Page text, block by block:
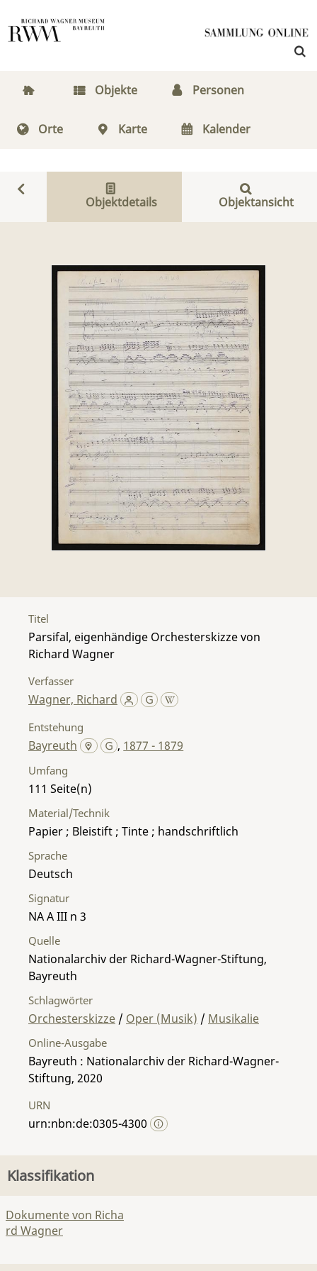
Objekte Personen
Orte Karte Kalender
Objektdetails Objektansicht
Titel
Parsifal, eigenhändige Orchesterskizze von
Richard Wagner
Verfasser
Wagner, Richard
Entstehung
Bayreuth , 1877 - 1879
Umfang
111
Material/Technik
Papier ; Bleistift ; Tinte ; handschriftlich
Sprache
Deutsch
Signatur
NA A III n 3
Quelle
Nationalarchiv der Richard-Wagner-Stiftung,
Bayreuth
Schlagwörter
Orchesterskizze / Oper (Musik) / Musikalie
Online-Ausgabe
Bayreuth : Nationalarchiv der Richard-Wagner-
Stiftung, 2020
URN
urn:nbn:de:0305-4300
Klassifikation
Dokumente von Richa
rd Wagner